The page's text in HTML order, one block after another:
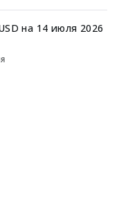
на 14 июля 2026